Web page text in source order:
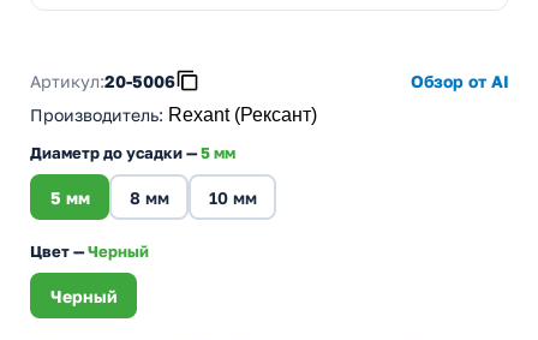
Артикул:20-5006
Обзор от AI
Производитель: Rexant (Рексант)
Диаметр до усадки —5 мм
5 мм 8 мм 10 мм
Цвет —Черный
Черный